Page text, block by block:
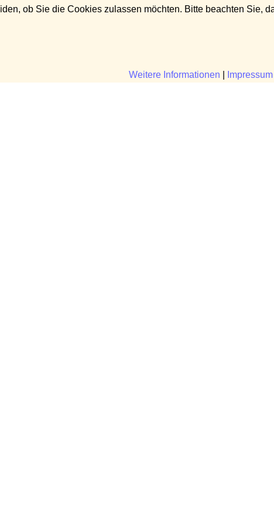
ob Sie die Cookies zulassen möchten. Bitte beachten Sie,
Weitere Informationen Impressum